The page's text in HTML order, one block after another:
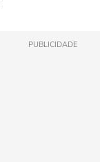
PUBLICIDADE